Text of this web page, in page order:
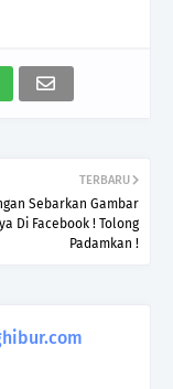
TERBARU
Sebarkan Gambar
Di Facebook ! Tolong
Padamkan !